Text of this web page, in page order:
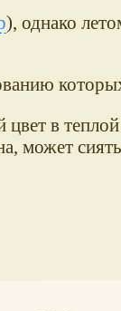
), однако
в теплой
может сиять